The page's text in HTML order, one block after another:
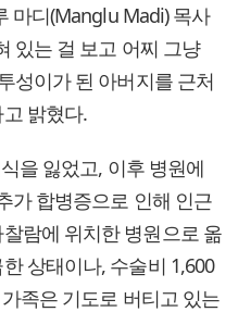
마디(Manglu Madi) 목사
있는 걸 보고 어찌 그냥
성이가 된 아버지를 근처
밝혔다.
을 잃었고, 이후 병원에
가 합병증으로 인해 인근
람에 위치한 병원으로 옮
상태이나, 수술비 1,600
족은 기도로 버티고 있는